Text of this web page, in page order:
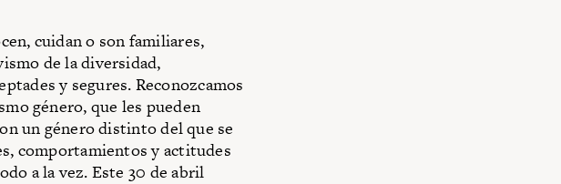
cuidan o son familiares,
de la diversidad,
y segures. Reconozcamos
género, que les pueden
un género distinto del que se
comportamientos y actitudes
a la vez. Este 30 de abril